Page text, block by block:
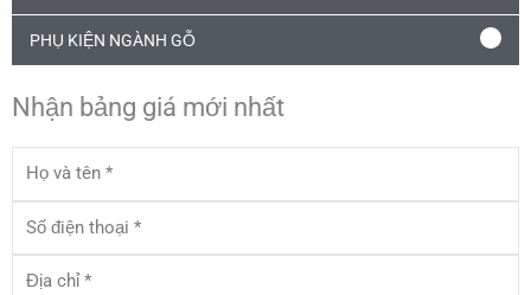
PHỤ KIỆN NGÀNH GỖ
Nhận bảng giá mới nhất
và
điện